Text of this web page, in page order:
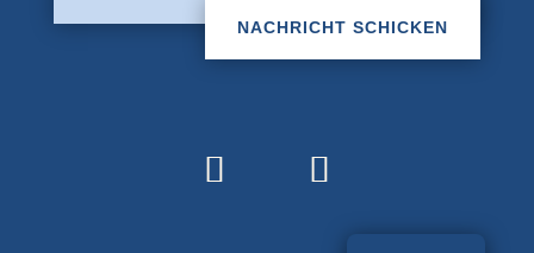
NACHRICHT SCHICKEN